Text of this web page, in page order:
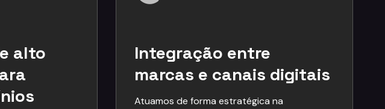
alto
Integração entre
marcas e canais digitais
Atuamos de forma estratégica na